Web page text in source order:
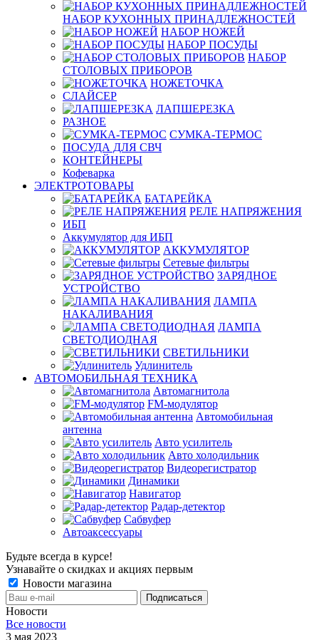
НАБОР КУХОННЫХ ПРИНАДЛЕЖНОСТЕЙ
НАБОР НОЖЕЙ
НАБОР ПОСУДЫ
НАБОР
СТОЛОВЫХ ПРИБОРОВ
НОЖЕТОЧКА
СЛАЙСЕР
ЛАПШЕРЕЗКА
РАЗНОЕ
СУМКА-ТЕРМОС
ПОСУДА ДЛЯ СВЧ
КОНТЕЙНЕРЫ
Кофеварка
ЭЛЕКТРОТОВАРЫ
БАТАРЕЙКА
РЕЛЕ НАПРЯЖЕНИЯ
ИБП
Аккумулятор для ИБП
АККУМУЛЯТОР
Сетевые фильтры
ЗАРЯДНОЕ
УСТРОЙСТВО
ЛАМПА
НАКАЛИВАНИЯ
ЛАМПА
СВЕТОДИОДНАЯ
СВЕТИЛЬНИКИ
Удлинитель
АВТОМОБИЛЬНАЯ ТЕХНИКА
Автомагнитола
FM-модулятор
Автомобильная
антенна
Авто усилитель
Авто холодильник
Видеорегистратор
Динамики
Навигатор
Радар-детектор
Сабвуфер
Автоаксессуары
Будьте всегда в курсе!
Узнавайте о скидках и акциях первым
Новости магазина
Новости
Все новости
3 мая 2023